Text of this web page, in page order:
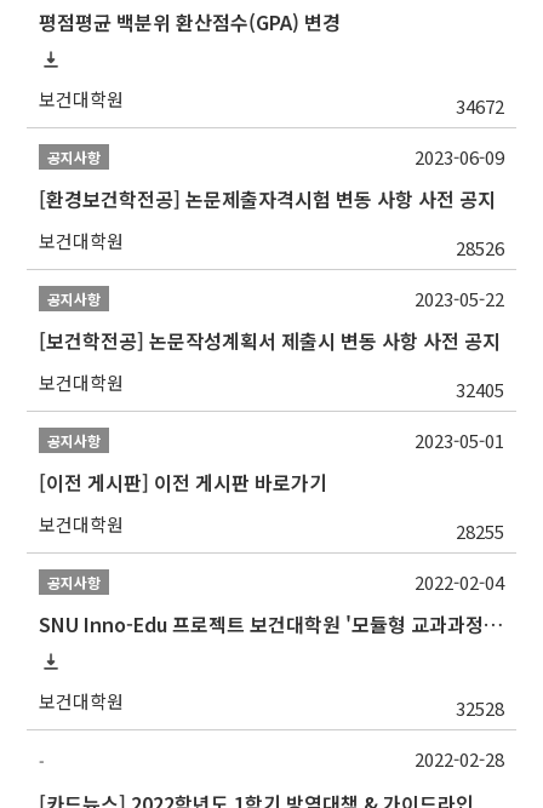
평점평균 백분위 환산점수(GPA) 변경
보건대학원 34672
공지사항
[환경보건학전공] 논문제출자격시험 변동 사항 사전 공지
보건대학원 28526
2023-06-09
공지사항
[보건학전공] 논문작성계획서 제출시 변동 사항 사전 공지
보건대학원 32405
2023-05-22
공지사항
[이전 게시판] 이전 게시판 바로가기
보건대학원 28255
2023-05-01
공지사항
SNU Inno-Edu 프로젝트 보건대학원 '모듈형 교과과정' 안내(revised 2022/2/28)
보건대학원 32528
2022-02-04
- 2022-02-28